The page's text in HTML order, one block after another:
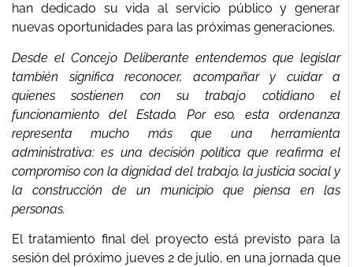
han dedicado su vida al servicio público y generar
nuevas oportunidades para las próximas generaciones.
Desde el Concejo Deliberante entendemos que legislar
también significa reconocer, acompañar y cuidar a
quienes sostienen con su trabajo cotidiano el
funcionamiento del Estado. Por eso, esta ordenanza
representa mucho más que una herramienta
administrativa: es una decisión política que reafirma el
compromiso con la dignidad del trabajo, la justicia social y
la construcción de un municipio que piensa en las
personas.
El tratamiento final del proyecto está previsto para la
sesión del próximo jueves 2 de julio, en una jornada que